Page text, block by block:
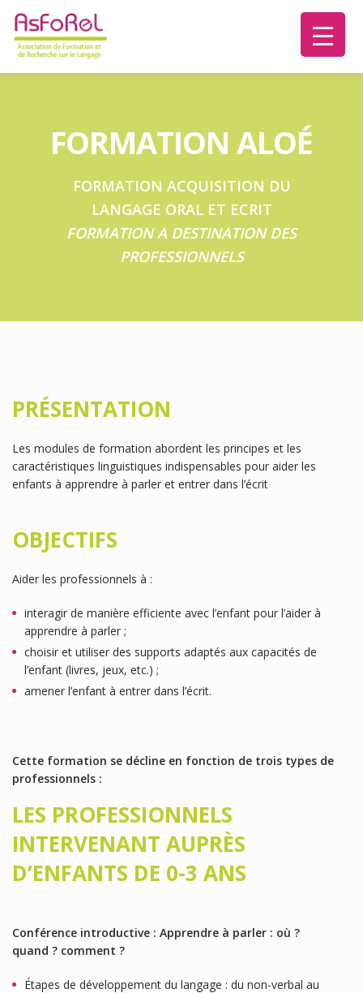
FORMATION ALOÉ
FORMATION ACQUISITION DU
LANGAGE ORAL ET ECRIT
FORMATION A DESTINATION DES
PROFESSIONNELS
PRÉSENTATION
Les modules de formation abordent les principes et les
caractéristiques linguistiques indispensables pour aider les
enfants à apprendre à parler et entrer dans l’écrit
OBJECTIFS
Aider les professionnels à :
interagir de manière efficiente avec l’enfant pour l’aider à
apprendre à parler ;
choisir et utiliser des supports adaptés aux capacités de
l’enfant (livres, jeux, etc.) ;
amener l’enfant à entrer dans l’écrit.
Cette formation se décline en fonction de trois types de
professionnels :
LES PROFESSIONNELS
INTERVENANT AUPRÈS
D’ENFANTS DE 0-3 ANS
Conférence introductive : Apprendre à parler : où ?
quand ? comment ?
Étapes de développement du langage : du non-verbal au